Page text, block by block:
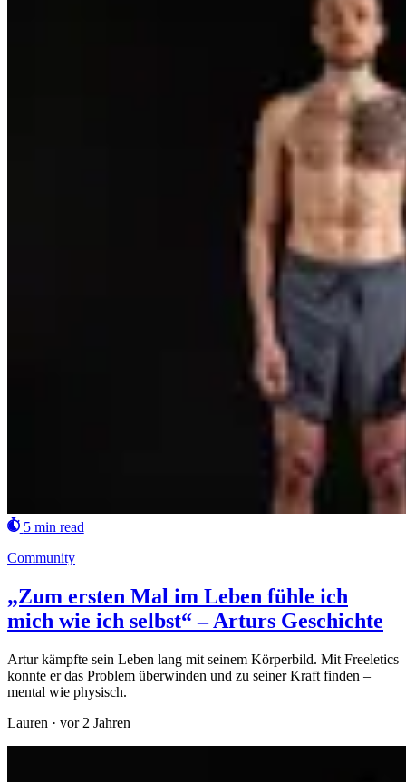
5 min read
Community
„Zum ersten Mal im Leben fühle ich
mich wie ich selbst“ – Arturs Geschichte
Artur kämpfte sein Leben lang mit seinem Körperbild. Mit Freeletics
konnte er das Problem überwinden und zu seiner Kraft finden –
mental wie physisch.
Lauren · vor 2 Jahren